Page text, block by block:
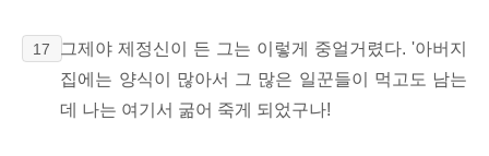
17
그제야 제정신이 든 그는 이렇게 중얼거렸다. '아버지
집에는 양식이 많아서 그 많은 일꾼들이 먹고도 남는
데 나는 여기서 굶어 죽게 되었구나!